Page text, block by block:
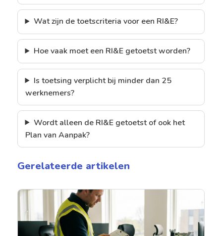
Wat zijn de toetscriteria voor een RI&E?
Hoe vaak moet een RI&E getoetst worden?
Is toetsing verplicht bij minder dan 25
werknemers?
Wordt alleen de RI&E getoetst of ook het
Plan van Aanpak?
Gerelateerde artikelen